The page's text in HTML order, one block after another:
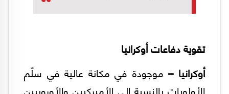
تقوية دفاعات أوكرانيا
أوكرانيا – موجودة في مكانة عالية في سلّم
الأولويات بالنسبة إلى الأميركيين والأوروبيين